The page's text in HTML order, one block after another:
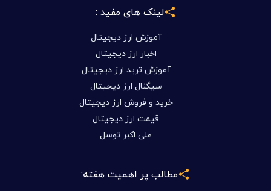
لینک های مفید :
آموزش ارز دیجیتال
اخبار ارز دیجیتال
آموزش ترید ارز دیجیتال
سیگنال ارز دیجیتال
خرید و فروش ارز دیجیتال
قیمت ارز دیجیتال
علی اکبر توسل
مطالب پر اهمیت هفته: